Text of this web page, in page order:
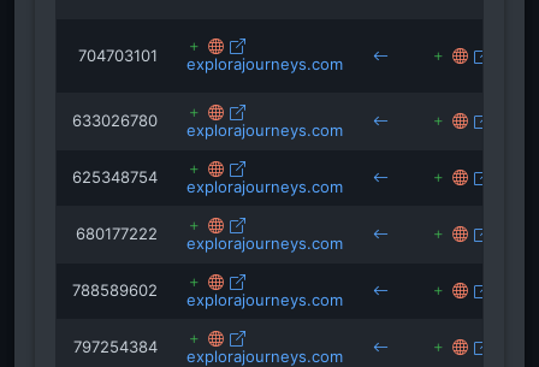
704703101 explorajourneys.com
633026780 explorajourneys.com
625348754 explorajourneys.com
680177222 explorajourneys.com
788589602 explorajourneys.com
797254384 explorajourneys.com